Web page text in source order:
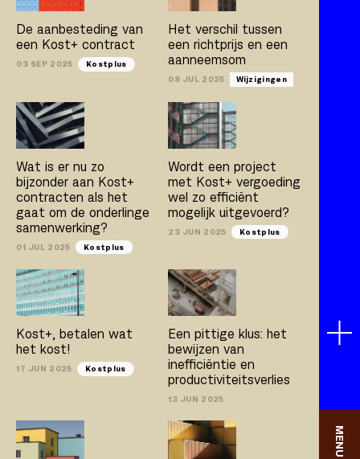
MENU
De aanbesteding van
een Kost+ contract
03 SEP 2025 Kostplus
Het verschil tussen
een richtprijs en een
aanneemsom
08 JUL 2025 Wijzigingen
Wat is er nu zo
bijzonder aan Kost+
contracten als het
gaat om de onderlinge
samenwerking?
01 JUL 2025 Kostplus
Wordt een project
met Kost+ vergoeding
wel zo efficiënt
mogelijk uitgevoerd?
23 JUN 2025 Kostplus
Kost+, betalen wat
het kost!
17 JUN 2025 Kostplus
Een pittige klus: het
bewijzen van
inefficiëntie en
productiviteitsverlies
13 JUN 2025